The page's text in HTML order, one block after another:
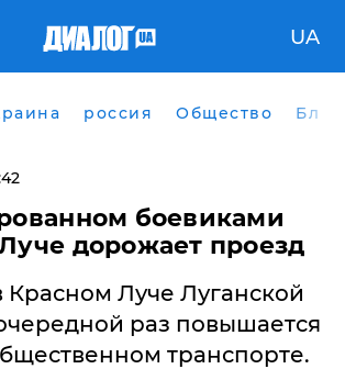
UA
россия Общество
боевиками
дорожает проезд
Красном Луче Луганской
раз повышается
транспорте.